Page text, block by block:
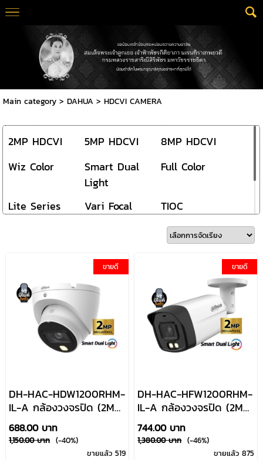
Main category> DAHUA > HDCVI CAMERA
2MP HDCVI 5MP HDCVI
8MP HDCVI
Wiz Color
Smart Dual
Light
Full Color
Lite Series Vari Focal
TIOC
ขายดี
DH-HAC-HDW1200RHM-
IL-A กล้องวงจรปิด (2MP)
Smart Dual Light
HDCVI มีไมค์บันทึกเสียง
Dahua By Usupply
688.00 บาท
1,150.00 บาท (-40%)
ขายแล้ว 519
ขายดี
DH-HAC-HFW1200RHM-
IL-A กล้องวงจรปิด (2MP)
Smart Dual Light
HDCVI มีไมค์บันทึกเสียง
Dahua By Usupply
744.00 บาท
1,380.00 บาท (-46%)
ขายแล้ว 875